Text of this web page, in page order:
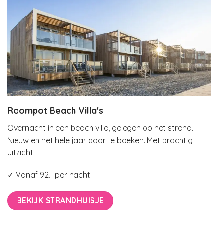
Roompot Beach Villa's
Overnacht in een beach villa, gelegen op het strand.
Nieuw en het hele jaar door te boeken. Met prachtig
uitzicht.
✓ Vanaf 92,- per nacht
BEKIJK STRANDHUISJE